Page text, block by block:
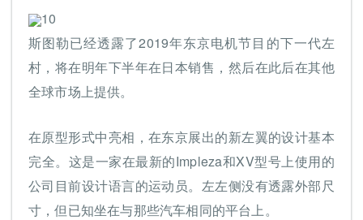
10
斯图勒已经透露了2019年东京电机节目的下一代左
村，将在明年下半年在日本销售，然后在此后在其他
全球市场上提供。
在原型形式中亮相，在东京展出的新左翼的设计基本
完全。这是一家在最新的Impleza和XV型号上使用的
公司目前设计语言的运动员。左左侧没有透露外部尺
寸，但已知坐在与那些汽车相同的平台上。